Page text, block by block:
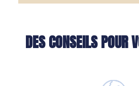
DES CONSEILS POUR